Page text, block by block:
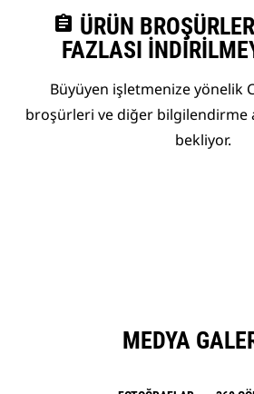
assignment ÜRÜN
FAZLASI
Büyüyen işletmenize yönelik
broşürleri ve diğer bilgilendirme
bekliyor.
MEDYA